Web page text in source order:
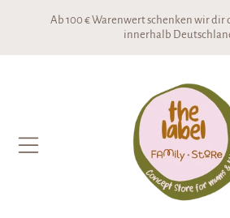
DIREKT ZUM INHALT
Ab 100 € Warenwert schenken wir dir
innerhalb